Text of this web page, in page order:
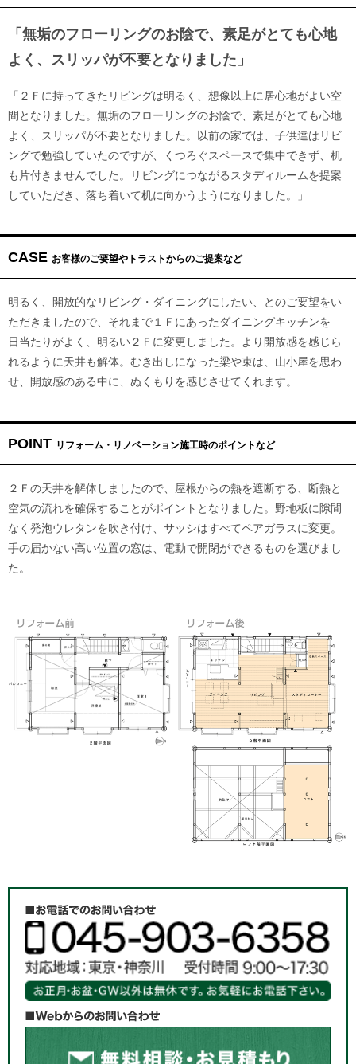
「無垢のフローリングのお陰で、素足がとても心地
よく、スリッパが不要となりました」
「２Ｆに持ってきたリビングは明るく、想像以上に居心地がよい空
間となりました。無垢のフローリングのお陰で、素足がとても心地
よく、スリッパが不要となりました。以前の家では、子供達はリビ
ングで勉強していたのですが、くつろぐスペースで集中できず、机
も片付きませんでした。リビングにつながるスタディルームを提案
していただき、落ち着いて机に向かうようになりました。」
CASE お客様のご要望やトラストからのご提案など
明るく、開放的なリビング・ダイニングにしたい、とのご要望をい
ただきましたので、それまで１Ｆにあったダイニングキッチンを
日当たりがよく、明るい２Ｆに変更しました。より開放感を感じら
れるように天井も解体。むき出しになった梁や束は、山小屋を思わ
せ、開放感のある中に、ぬくもりを感じさせてくれます。
POINT リフォーム・リノベーション施工時のポイントなど
２Ｆの天井を解体しましたので、屋根からの熱を遮断する、断熱と
空気の流れを確保することがポイントとなりました。野地板に隙間
なく発泡ウレタンを吹き付け、サッシはすべてペアガラスに変更。
手の届かない高い位置の窓は、電動で開閉ができるものを選びまし
た。